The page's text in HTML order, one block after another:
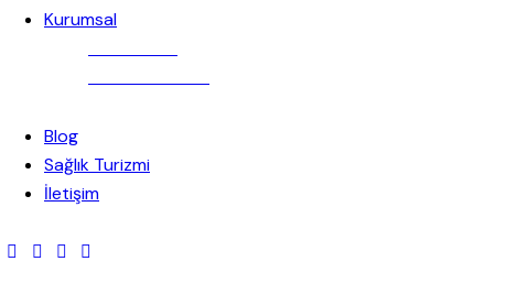
Kurumsal
Blog
Sağlık Turizmi
İletişim